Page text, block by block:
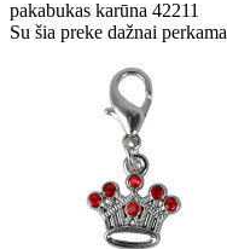
pakabukas karūna 42211
Su šia preke dažnai perkama